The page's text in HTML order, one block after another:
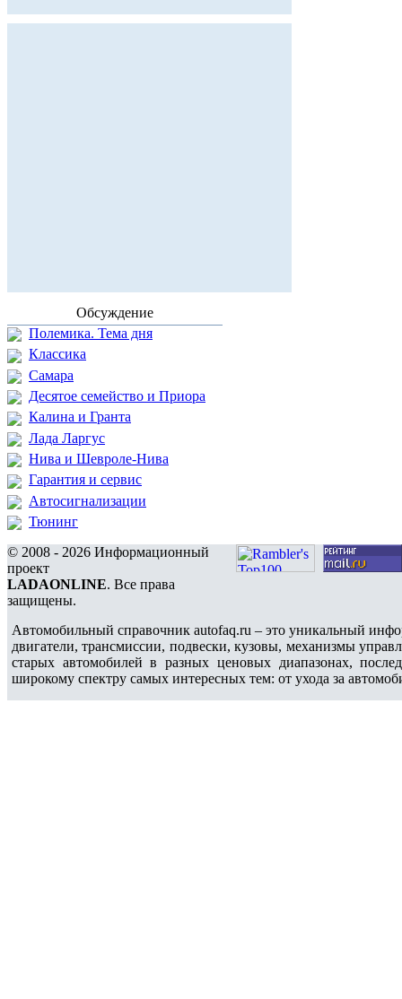
Обсуждение
Полемика. Тема дня
Классика
Самара
Десятое семейство и Приора
Калина и Гранта
Лада Ларгус
Нива и Шевроле-Нива
Гарантия и сервис
Автосигнализации
Тюнинг
© 2008 - 2026 Информационный
проект
LADAONLINE. Все права
защищены.
Автомобильный справочник autofaq.ru – это уникальный
двигатели, трансмиссии, подвески, кузовы, механизмы
старых автомобилей в разных ценовых диапазонах,
широкому спектру самых интересных тем: от ухода за